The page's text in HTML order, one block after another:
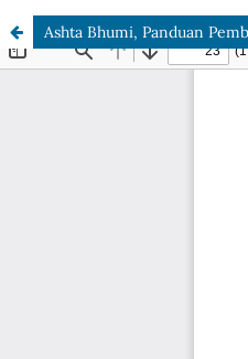
Ashta Bhumi, Panduan